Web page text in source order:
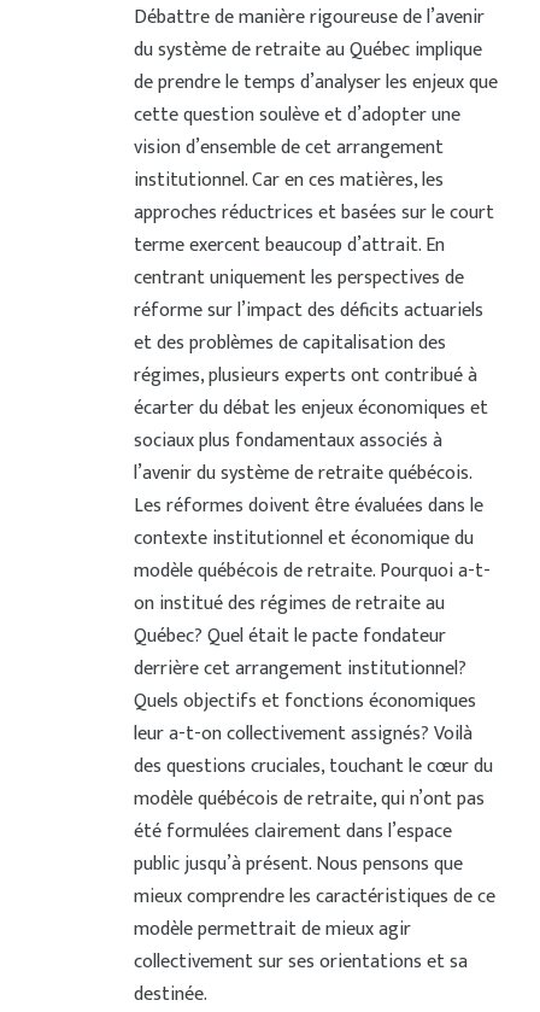
Débattre de manière rigoureuse de l’avenir
du système de retraite au Québec implique
de prendre le temps d’analyser les enjeux que
cette question soulève et d’adopter une
vision d’ensemble de cet arrangement
institutionnel. Car en ces matières, les
approches réductrices et basées sur le court
terme exercent beaucoup d’attrait. En
centrant uniquement les perspectives de
réforme sur l’impact des déficits actuariels
et des problèmes de capitalisation des
régimes, plusieurs experts ont contribué à
écarter du débat les enjeux économiques et
sociaux plus fondamentaux associés à
l’avenir du système de retraite québécois.
Les réformes doivent être évaluées dans le
contexte institutionnel et économique du
modèle québécois de retraite. Pourquoi a-t-
on institué des régimes de retraite au
Québec? Quel était le pacte fondateur
derrière cet arrangement institutionnel?
Quels objectifs et fonctions économiques
leur a-t-on collectivement assignés? Voilà
des questions cruciales, touchant le cœur du
modèle québécois de retraite, qui n’ont pas
été formulées clairement dans l’espace
public jusqu’à présent. Nous pensons que
mieux comprendre les caractéristiques de ce
modèle permettrait de mieux agir
collectivement sur ses orientations et sa
destinée.